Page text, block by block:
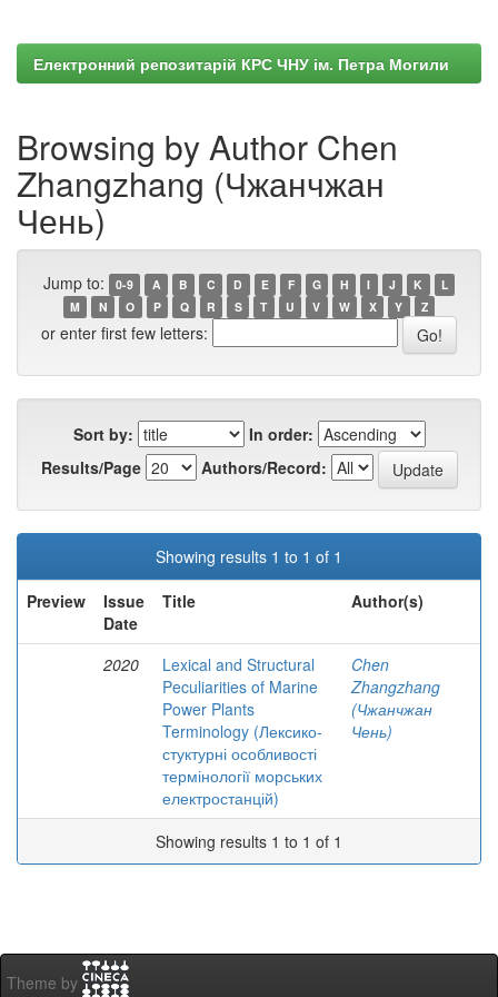
Електронний репозитарій КРС ЧНУ ім. Петра Могили
Browsing by Author Chen
Zhangzhang (Чжанчжан
Чень)
Jump to: 0-9 A B C D E F G H I J K
L
M
N O P Q R S T U V W X Y Z
or enter first few letters:
Sort by:
In order:
Results/Page
Authors/Record:
Showing results 1 to 1 of 1
Preview
Issue
Date
Title Author(s)
2020
Lexical and Structural
Peculiarities of Marine
Power Plants
Terminology (Лексико-
стуктурні особливості
термінології морських
електростанцій)
Chen
Zhangzhang
(Чжанчжан
Чень)
Showing results 1 to 1 of 1
Theme by